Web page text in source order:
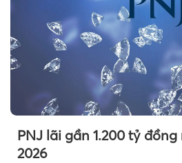
PNJ lãi gần 1.200 tỷ
2026